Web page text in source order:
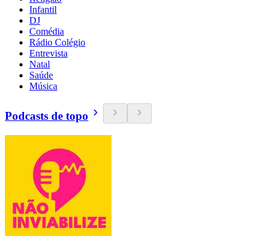
Infantil
DJ
Comédia
Rádio Colégio
Entrevista
Natal
Saúde
Música
Podcasts de topo